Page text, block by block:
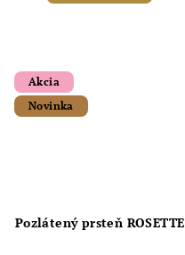
Akcia
Novinka
Pozlátený prsteň ROSETTE